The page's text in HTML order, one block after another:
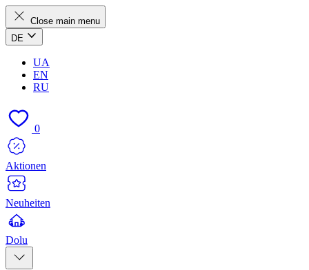
Close main menu
DE
UA
EN
RU
0
Aktionen
Neuheiten
Dolu